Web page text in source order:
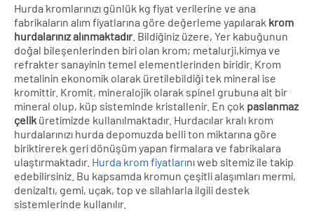
Hurda kromlarınızı günlük kg fiyat verilerine ve ana
fabrikaların alım fiyatlarına göre değerleme yapılarak krom
hurdalarınız alınmaktadır . Bildiğiniz üzere, Yer kabuğunun
doğal bileşenlerinden biri olan krom; metalurji,kimya ve
refrakter sanayinin temel elementlerinden biridir. Krom
metalinin ekonomik olarak üretilebildiği tek mineral ise
kromittir. Kromit, mineralojik olarak spinel grubuna ait bir
mineral olup, küp sisteminde kristallenir. En çok paslanmaz
çelik üretimizde kullanılmaktadır. Hurdacılar kralı krom
hurdalarınızı hurda depomuzda belli ton miktarına göre
biriktirerek geri dönüşüm yapan firmalara ve fabrikalara
ulaştırmaktadır. Hurda krom fiyatlarını web sitemiz ile takip
edebilirsiniz. Bu kapsamda kromun çeşitli alaşımları mermi,
denizaltı, gemi, uçak, top ve silahlarla ilgili destek
sistemlerinde kullanılır.